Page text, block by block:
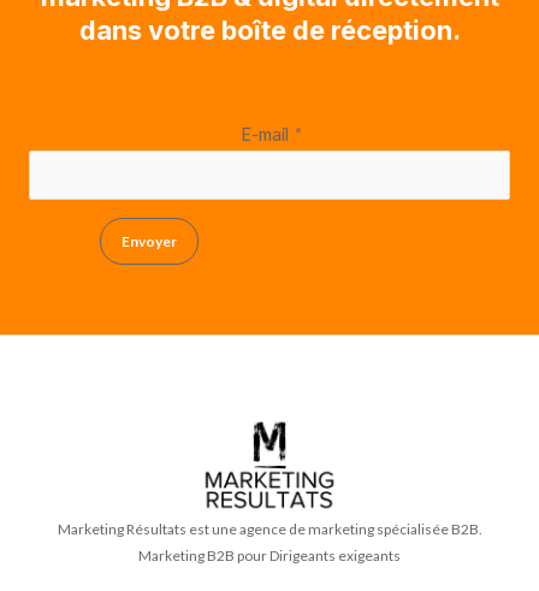
dans votre boîte de réception.
E-mail *
Envoyer
Marketing Résultats est une agence de marketing spécialisée B2B.
Marketing B2B pour Dirigeants exigeants